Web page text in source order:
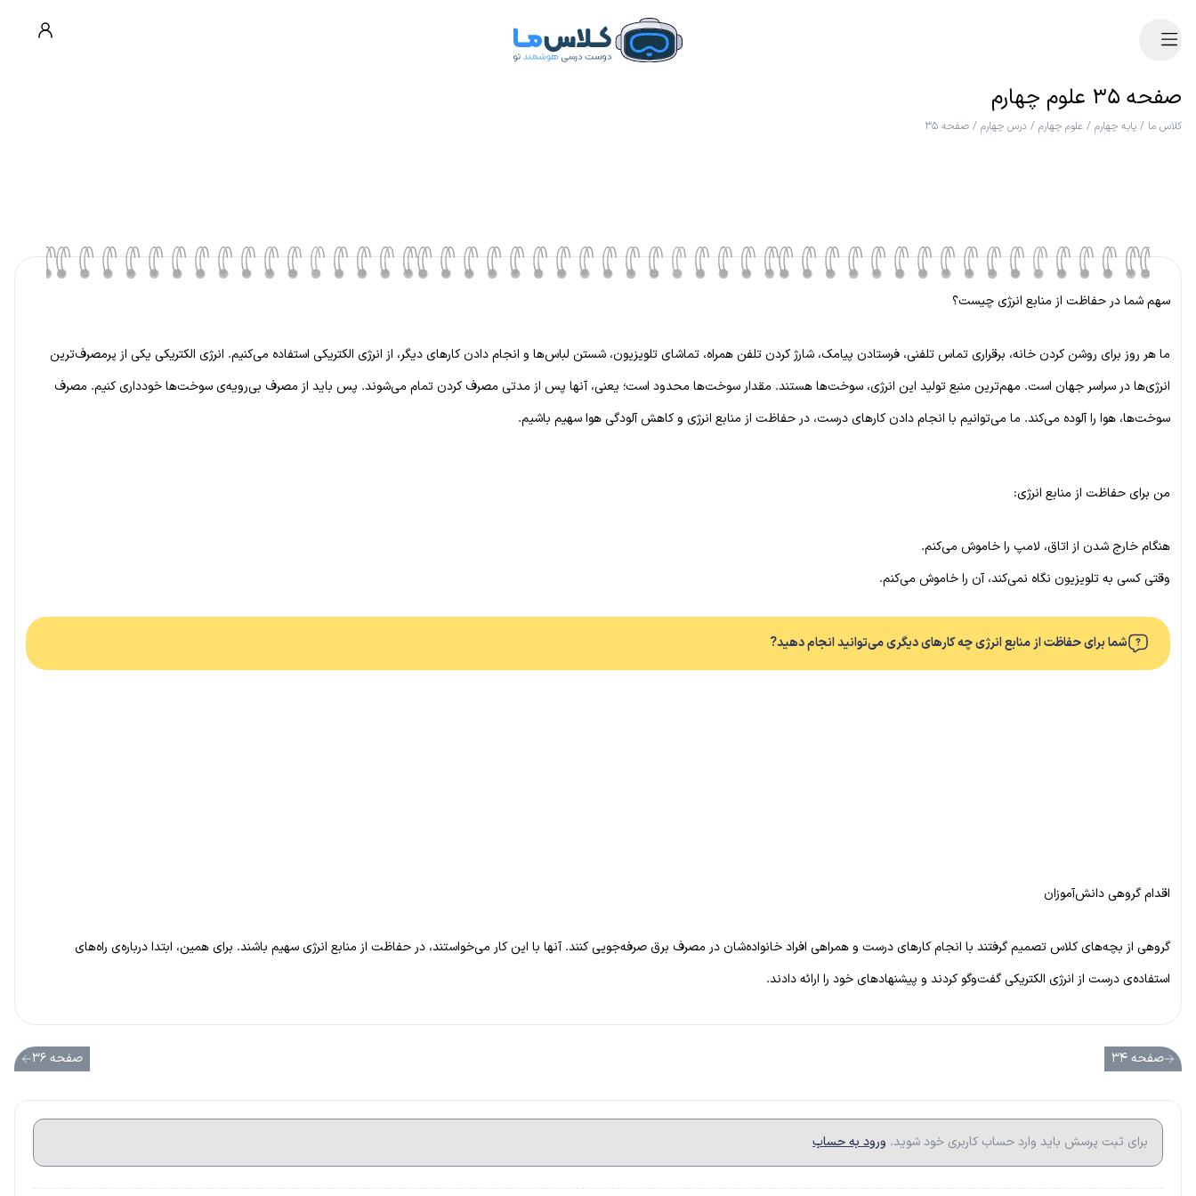
صفحه ۳۵ علوم چهارم
کلاس ما / پایه چهارم / علوم چهارم / درس چهارم / صفحه ۳۵
سهم شما در حفاظت از منابع انرژی چیست؟
ما هر روز برای روشن کردن خانه، برقراری تماس تلفنی، فرستادن پیامک، شارژ کردن تلفن همراه، تماشای تلویزیون، شستن لباس‌ها و انجام دادن کارهای دیگر، از انرژی الکتریکی استفاده می‌کنیم. انرژی الکتریکی یکی از پرمصرف‌ترین
انرژی‌ها در سراسر جهان است. مهم‌ترین منبع تولید این انرژی، سوخت‌ها هستند. مقدار سوخت‌ها محدود است؛ یعنی، آنها پس از مدتی مصرف کردن تمام می‌شوند. پس باید از مصرف بی‌رویه‌ی سوخت‌ها خودداری کنیم. مصرف
سوخت‌ها، هوا را آلوده می‌کند. ما می‌توانیم با انجام دادن کارهای درست، در حفاظت از منابع انرژی و کاهش آلودگی هوا سهیم باشیم.
من برای حفاظت از منابع انرژی:
هنگام خارج شدن از اتاق، لامپ را خاموش می‌کنم.
وقتی کسی به تلویزیون نگاه نمی‌کند، آن را خاموش می‌کنم.
شما برای حفاظت از منابع انرژی چه کارهای دیگری می‌توانید انجام دهید?
اقدام گروهی دانش‌آموزان
گروهی از بچه‌های کلاس تصمیم گرفتند با انجام کارهای درست و همراهی افراد خانواده‌شان در مصرف برق صرفه‌جویی کنند. آنها با این کار می‌خواستند، در حفاظت از منابع انرژی سهیم باشند. برای همین، ابتدا درباره‌ی راه‌های
استفاده‌ی درست از انرژی الکتریکی گفت‌وگو کردند و پیشنهادهای خود را ارائه دادند.
صفحه ۳۴ صفحه ۳۶
برای ثبت پرسش باید وارد حساب کاربری خود شوید. ورود به حساب